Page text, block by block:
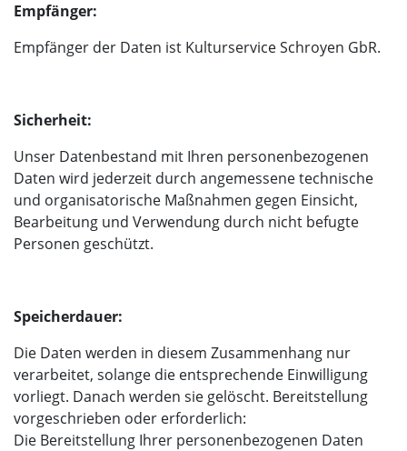
Empfänger:
Empfänger der Daten ist Kulturservice Schroyen GbR.
Sicherheit:
Unser Datenbestand mit Ihren personenbezogenen
Daten wird jederzeit durch angemessene technische
und organisatorische Maßnahmen gegen Einsicht,
Bearbeitung und Verwendung durch nicht befugte
Personen geschützt.
Speicherdauer:
Die Daten werden in diesem Zusammenhang nur
verarbeitet, solange die entsprechende Einwilligung
vorliegt. Danach werden sie gelöscht. Bereitstellung
vorgeschrieben oder erforderlich:
Die Bereitstellung Ihrer personenbezogenen Daten